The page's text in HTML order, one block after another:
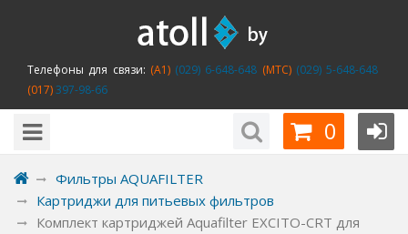
Телефоны для связи: (A1)(029) 6-648-648 (MTC)(029) 5-648-648
(017)397-98-66
0
Фильтры AQUAFILTER
Картриджи для питьевых фильтров
Комплект картриджей Aquafilter EXCITO-CRT для